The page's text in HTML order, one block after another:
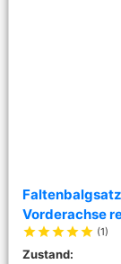
Vorderachse
starstarstarstarstar (1)
Zustand: